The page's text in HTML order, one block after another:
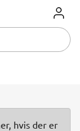
Log
hvis der er